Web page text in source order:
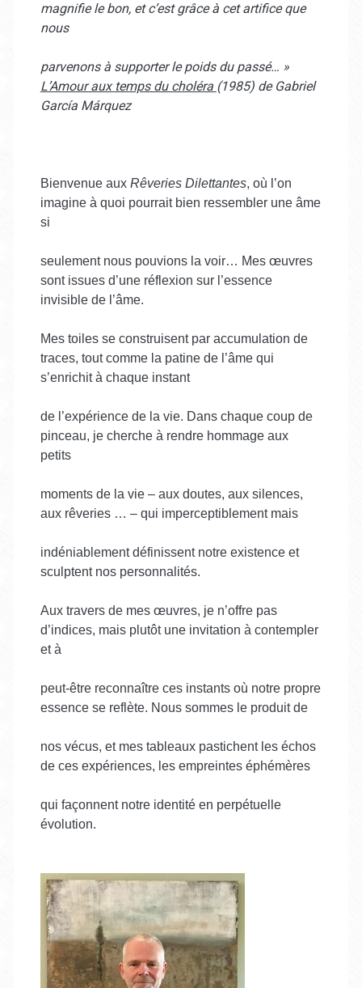
magnifie le bon, et c’est grâce à cet artifice que
nous
parvenons à supporter le poids du passé… »
L’Amour aux temps du choléra (1985) de Gabriel
García Márquez
Bienvenue aux Rêveries Dilettantes, où l’on
imagine à quoi pourrait bien ressembler une âme
si
seulement nous pouvions la voir… Mes œuvres
sont issues d’une réflexion sur l’essence
invisible de l’âme.
Mes toiles se construisent par accumulation de
traces, tout comme la patine de l’âme qui
s’enrichit à chaque instant
de l’expérience de la vie. Dans chaque coup de
pinceau, je cherche à rendre hommage aux
petits
moments de la vie – aux doutes, aux silences,
aux rêveries … – qui imperceptiblement mais
indéniablement définissent notre existence et
sculptent nos personnalités.
Aux travers de mes œuvres, je n’offre pas
d’indices, mais plutôt une invitation à contempler
et à
peut-être reconnaître ces instants où notre propre
essence se reflète. Nous sommes le produit de
nos vécus, et mes tableaux pastichent les échos
de ces expériences, les empreintes éphémères
qui façonnent notre identité en perpétuelle
évolution.